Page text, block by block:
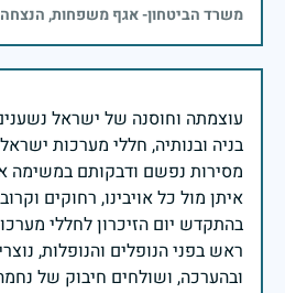
משרד הביטחון- אגף משפחות,
עוצמתה וחוסנה של ישראל
בניה ובנותיה, חללי מערכות
מסירות נפשם ודבקותם במשימה
בהתקדש יום הזיכרון לחללי
ראש בפני הנופלים והנופלות,
ובהערכה, ושולחים חיבוק של